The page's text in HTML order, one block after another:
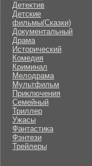
Детектив
Детские
фильмы(Сказки)
Документальный
Драма
Исторический
Комедия
Криминал
Мелодрама
Мультфильм
Приключения
Семейный
Триллер
Ужасы
Фантастика
Фэнтези
Трейлеры